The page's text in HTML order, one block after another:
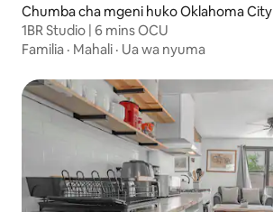
Chumba cha mgeni huko Oklahoma City
1BR Studio | 6 mins OCU
Familia · Mahali · Ua wa nyuma